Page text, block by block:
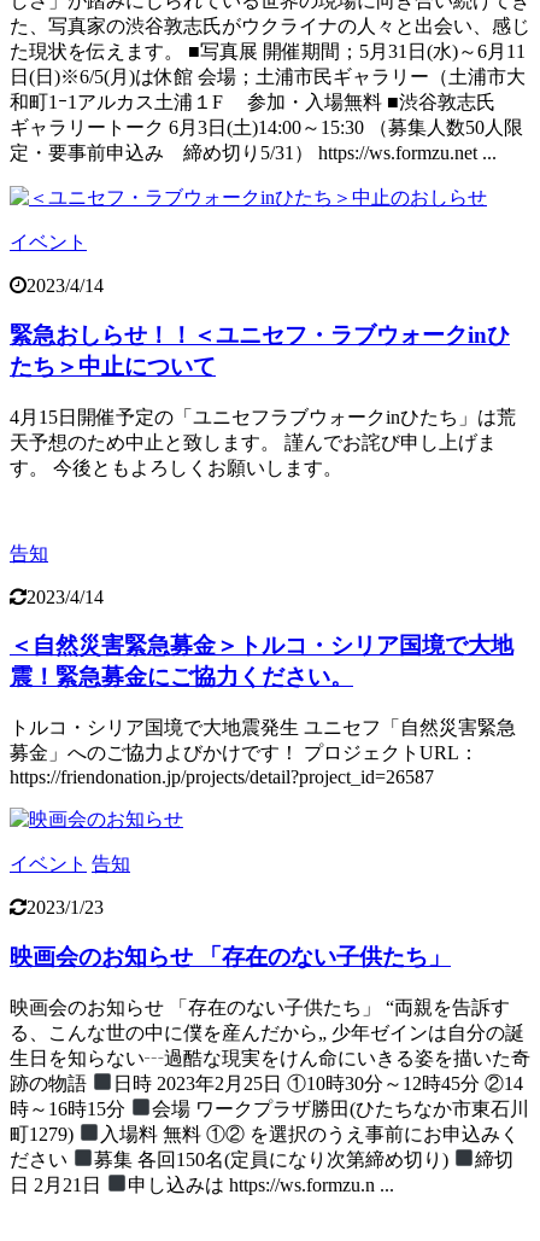
た、写真家の渋谷敦志氏がウクライナの人々と出会い、感じ
た現状を伝えます。 ■写真展 開催期間；5月31日(水)～6月11
日(日)※6/5(月)は休館 会場；土浦市民ギャラリー（土浦市大
和町1ｰ1アルカス土浦１F 参加・入場無料 ■渋谷敦志氏
ギャラリートーク 6月3日(土)14:00～15:30 （募集人数50人限
定・要事前申込み 締め切り5/31） https://ws.formzu.net ...
イベント
2023/4/14
緊急おしらせ！！＜ユニセフ・ラブウォークinひ
たち＞中止について
4月15日開催予定の「ユニセフラブウォークinひたち」は荒
天予想のため中止と致します。 謹んでお詫び申し上げま
す。 今後ともよろしくお願いします。
告知
2023/4/14
＜自然災害緊急募金＞トルコ・シリア国境で大地
震！緊急募金にご協力ください。
トルコ・シリア国境で大地震発生 ユニセフ「自然災害緊急
募金」へのご協力よびかけです！ プロジェクトURL：
https://friendonation.jp/projects/detail?project_id=26587
イベント 告知
2023/1/23
映画会のお知らせ 「存在のない子供たち」
映画会のお知らせ 「存在のない子供たち」 “両親を告訴す
る、こんな世の中に僕を産んだから„ 少年ゼインは自分の誕
生日を知らない┄過酷な現実をけん命にいきる姿を描いた奇
跡の物語
日時 2023年2月25日 ①10時30分～12時45分 ②14
時～16時15分
会場 ワークプラザ勝田(ひたちなか市東石川
町1279)
入場料 無料 ①② を選択のうえ事前にお申込みく
ださい
募集 各回150名(定員になり次第締め切り)
締切
日 2月21日
申し込みは https://ws.formzu.n ...